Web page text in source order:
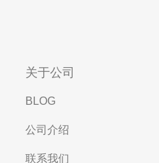
关于公司
BLOG
公司介绍
联系我们